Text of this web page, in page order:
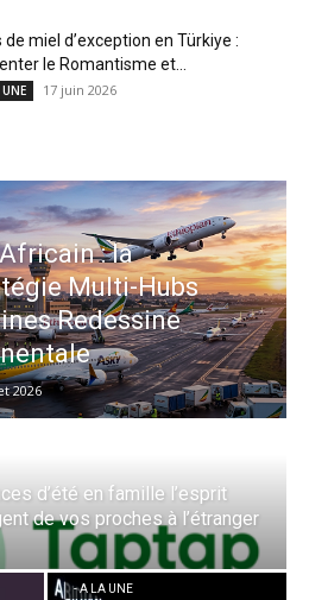
de miel d’exception en Türkiye :
le Romantisme et...
17 juin 2026
US : les États-Unis
870 millions de dollars
projets, Los Angeles et
en tête
- 6 août 2026
Stratégie : Comment Royal Air Maroc
européenne le moteur de son hub
- A LA UNE
Nominations :
Essid à la tête de